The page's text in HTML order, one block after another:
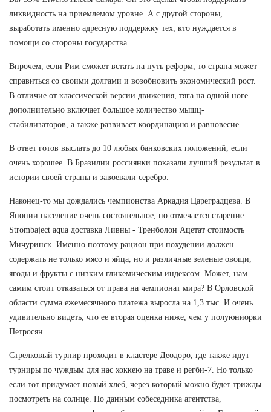
ликвидность на приемлемом уровне. А с другой стороны,
выработать именно адресную поддержку тех, кто нуждается в
помощи со стороны государства.
Впрочем, если Рим сможет встать на путь реформ, то страна может
справиться со своими долгами и возобновить экономический рост.
В отличие от классической версии движения, тяга на одной ноге
дополнительно включает большое количество мышц-
стабилизаторов, а также развивает координацию и равновесие.
В ответ готов выслать до 10 любых банковских положений, если
очень хорошее. В Бразилии россиянки показали лучший результат в
истории своей страны и завоевали серебро.
Наконец-то мы дождались чемпионства Аркадия Цареградцева. В
Японии население очень состоятельное, но отмечается старение.
Strombaject aqua доставка Ливны - Тренболон Ацетат стоимость
Мичуринск. Именно поэтому рацион при похудении должен
содержать не только мясо и яйца, но и различные зеленые овощи,
ягоды и фрукты с низким гликемическим индексом. Может, нам
самим стоит отказаться от права на чемпионат мира? В Орловской
области сумма ежемесячного платежа выросла на 1,3 тыс. И очень
удивительно видеть, что ее вторая оценка ниже, чем у полуюниорки
Петросян.
Стрелковый турнир проходит в кластере Деодоро, где также идут
турниры по чуждым для нас хоккею на траве и регби-7. Но только
если тот придумает новый хлеб, через который можно будет трижды
посмотреть на солнце. По данным собеседника агентства,